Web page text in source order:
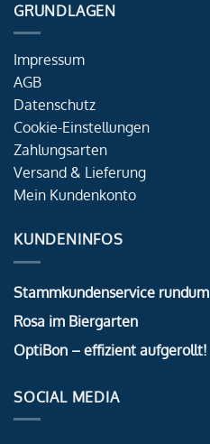
GRUNDLAGEN
Impressum
AGB
Datenschutz
Cookie-Einstellungen
Zahlungsarten
Versand & Lieferung
Mein Kundenkonto
KUNDENINFOS
Stammkundenservice rundum
Rosa im Biergarten
OptiBon – effizient aufgerollt!
SOCIAL MEDIA